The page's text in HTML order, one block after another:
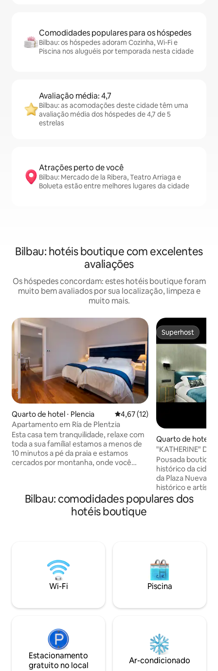
Comodidades populares para os hóspedes
Bilbau: os hóspedes adoram Cozinha, Wi-Fi e
Piscina nos aluguéis por temporada nesta cidade
Avaliação média: 4,7
Bilbau: as acomodações deste cidade têm uma
avaliação média dos hóspedes de 4,7 de 5
estrelas
Atrações perto de você
Bilbau: Mercado de la Ribera, Teatro Arriaga e
Bolueta estão entre melhores lugares da cidade
Bilbau: hotéis boutique com excelentes
avaliações
Os hóspedes concordam: estes hotéis boutique foram
muito bem avaliados por sua localização, limpeza e
muito mais.
Quarto de hotel ⋅ Plencia 4,67 de uma avaliação média
4,67 (12)
Apartamento em Ría de Plentzia
Esta casa tem tranquilidade, relaxe com
toda a sua família! estamos a menos de
10 minutos a pé da praia e estamos
cercados por montanha, onde você
metrô a menos de 5 minutos a pé, onde
em menos de 40 minutos você estará no
metrô de Bilbao e caminhar ao redor do
Superhost
Superhost
Quarto de hotel ⋅
"KATHERINE"
INTERIORES
Pousada
histórico da
da Plaza Nueva
histórico e
estratégica para
os locais de
pausa seja
LICENÇA
Bilbau: comodidades populares dos
hotéis boutique
Wi-Fi Piscina
Estacionamento
gratuito no local
Ar-condicionado